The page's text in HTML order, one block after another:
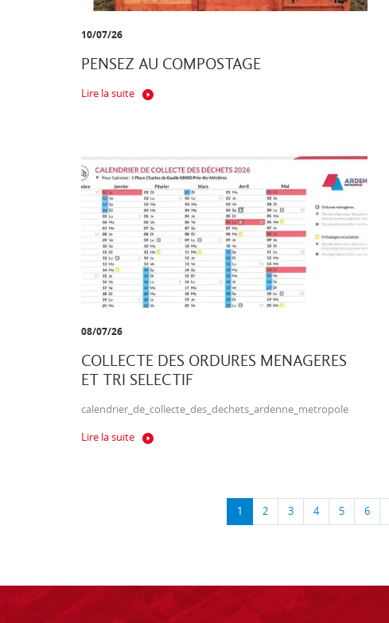
10/07/26
PENSEZ AU COMPOSTAGE
Lire la suite
08/07/26
COLLECTE DES ORDURES MENAGERES
ET TRI SELECTIF
calendrier_de_collecte_des_dechets_ardenne_metropole
Lire la suite
1 2 3 4 5 6